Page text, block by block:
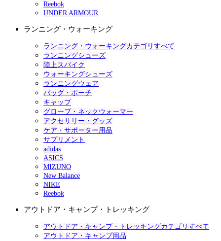
Reebok
UNDER ARMOUR
ランニング・ウォーキング
ランニング・ウォーキングカテゴリすべて
ランニングシューズ
陸上スパイク
ウォーキングシューズ
ランニングウェア
バッグ・ポーチ
キャップ
グローブ・ネックウォーマー
アクセサリー・グッズ
ケア・サポーター用品
サプリメント
adidas
ASICS
MIZUNO
New Balance
NIKE
Reebok
アウトドア・キャンプ・トレッキング
アウトドア・キャンプ・トレッキングカテゴリすべて
アウトドア・キャンプ用品